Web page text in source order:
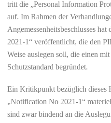
tritt die „Personal Information
auf. Im Rahmen der
Angemessenheitsbeschlusses
2021-1“ veröffentlicht, die den
Weise auslegen soll, die einen
Schutzstandard begründet.
Ein Kritikpunkt bezüglich dieses
„Notification No 2021-1“
sind zwar bindend an die